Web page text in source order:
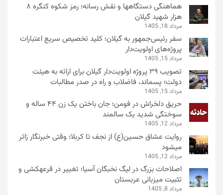
هماهنگی دستگاهها و نقش رسانه؛ رمز شکوه کنگره ۸
هزار شهید گیلان
مرداد 18, 1405
سفر رئیس‌جمهور به گیلان؛ کلید تخصیص سریع اعتبارات
پروژه‌های اولویت‌دار
مرداد 15, 1405
تصویب ۳۹ پروژه اولویت‌دار گیلان برای ارائه به هیئت
دولت؛ پسماند، فاضلاب و راه در صدر مطالبات
مرداد 15, 1405
حریق دلخراش در فومن؛ جان باختن یک زن ۴۴ ساله و
سوختگی شدید یک سالمند
مرداد 12, 1405
روایت عشاق حسین(ع) از نجف تا کربلا؛ وقتی خبرنگار زائر
میشود
مرداد 12, 1405
اصلاحات بزرگ در لیگ نخبگان آسیا؛ تغییر در قرعهکشی و
تثبیت میزبانی عربستان
مرداد 8, 1405